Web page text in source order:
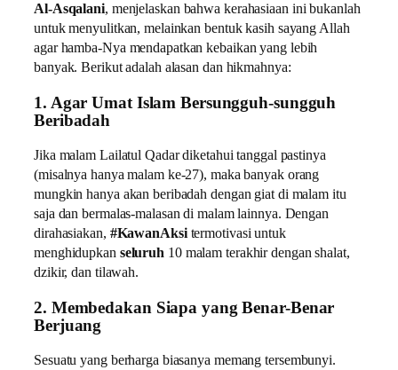
Al-Asqalani, menjelaskan bahwa kerahasiaan ini bukanlah
untuk menyulitkan, melainkan bentuk kasih sayang Allah
agar hamba-Nya mendapatkan kebaikan yang lebih
banyak. Berikut adalah alasan dan hikmahnya:
1. Agar Umat Islam Bersungguh-sungguh
Beribadah
Jika malam Lailatul Qadar diketahui tanggal pastinya
(misalnya hanya malam ke-27), maka banyak orang
mungkin hanya akan beribadah dengan giat di malam itu
saja dan bermalas-malasan di malam lainnya. Dengan
dirahasiakan, #KawanAksitermotivasi untuk
menghidupkan seluruh 10 malam terakhir dengan shalat,
dzikir, dan tilawah.
2. Membedakan Siapa yang Benar-Benar
Berjuang
Sesuatu yang berharga biasanya memang tersembunyi.